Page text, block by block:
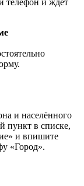
и населённого
пункт в списке,
и впишите
«Город».